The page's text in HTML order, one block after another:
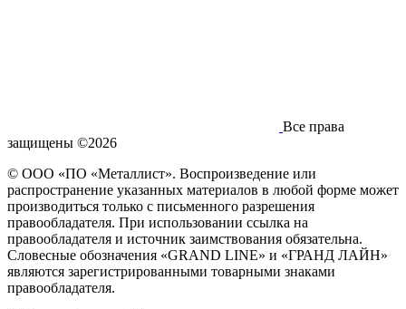
Все права
защищены ©2026
© ООО «ПО «Металлист». Воспроизведение или
распространение указанных материалов в любой форме может
производиться только с письменного разрешения
правообладателя. При использовании ссылка на
правообладателя и источник заимствования обязательна.
Словесные обозначения «GRAND LINE» и «ГРАНД ЛАЙН»
являются зарегистрированными товарными знаками
правообладателя.